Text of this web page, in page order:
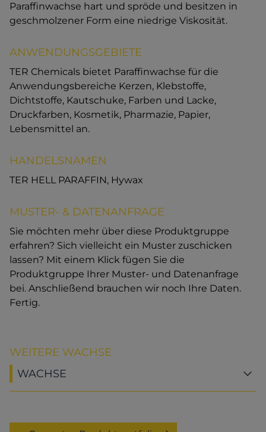
Paraffinwachse hart und spröde und besitzen in
geschmolzener Form eine niedrige Viskosität.
ANWENDUNGSGEBIETE
TER Chemicals bietet Paraffinwachse für die
Anwendungsbereiche Kerzen, Klebstoffe,
Dichtstoffe, Kautschuke, Farben und Lacke,
Druckfarben, Kosmetik, Pharmazie, Papier,
Lebensmittel an.
HANDELSNAMEN
TER HELL PARAFFIN, Hywax
MUSTER- & DATENANFRAGE
Sie möchten mehr über diese Produktgruppe
erfahren? Sich vielleicht ein Muster zuschicken
lassen? Mit einem Klick fügen Sie die
Produktgruppe Ihrer Muster- und Datenanfrage
bei. Anschließend brauchen wir noch Ihre Daten.
Fertig.
WEITERE WACHSE
WACHSE